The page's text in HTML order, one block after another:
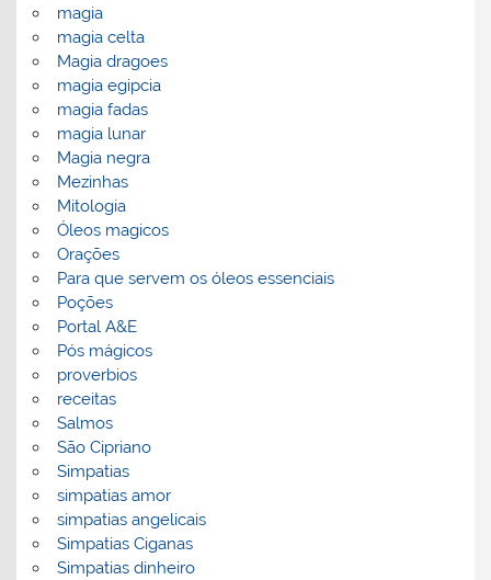
magia
magia celta
Magia dragoes
magia egipcia
magia fadas
magia lunar
Magia negra
Mezinhas
Mitologia
Óleos magicos
Orações
Para que servem os óleos essenciais
Poções
Portal A&E
Pós mágicos
proverbios
receitas
Salmos
São Cipriano
Simpatias
simpatias amor
simpatias angelicais
Simpatias Ciganas
Simpatias dinheiro